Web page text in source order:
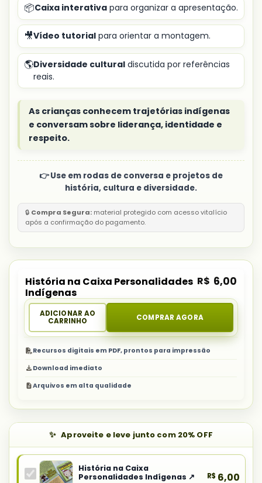
📦Caixa interativa para organizar a apresentação.
🎥Vídeo tutorial para orientar a montagem.
🌎Diversidade cultural discutida por referências
reais.
As crianças conhecem trajetórias indígenas
e conversam sobre liderança, identidade e
respeito.
👉 Use em rodas de conversa e projetos de
história, cultura e diversidade.
🔒 Compra Segura: material protegido com acesso vitalício
após a confirmação do pagamento.
História na Caixa Personalidades
Indígenas
R$ 6,00
ADICIONAR AO
CARRINHO
COMPRAR AGORA
Recursos digitais em PDF, prontos para impressão
Download imediato
Arquivos em alta qualidade
Aproveite e leve junto com 20% OFF
História na Caixa
Personalidades Indígenas ↗
R$ 6,00